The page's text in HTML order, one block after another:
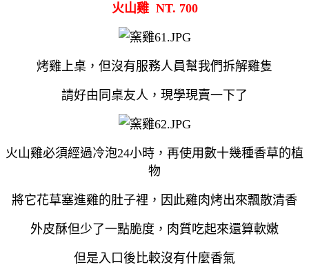
火山雞 NT. 700
烤雞上桌，但沒有服務人員幫我們拆解雞隻
請好由同桌友人，現學現賣一下了
火山雞必須經過冷泡24小時，再使用數十幾種香草的植
物
將它花草塞進雞的肚子裡，因此雞肉烤出來飄散清香
外皮酥但少了一點脆度，肉質吃起來還算軟嫩
但是入口後比較沒有什麼香氣